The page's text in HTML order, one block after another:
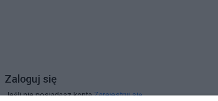
Zaloguj się
Jeśli nie posiadasz kontaZarejestruj się